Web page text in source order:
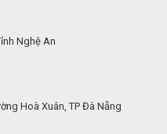
Nghệ An
Hoà Xuân, TP Đà Nẵng